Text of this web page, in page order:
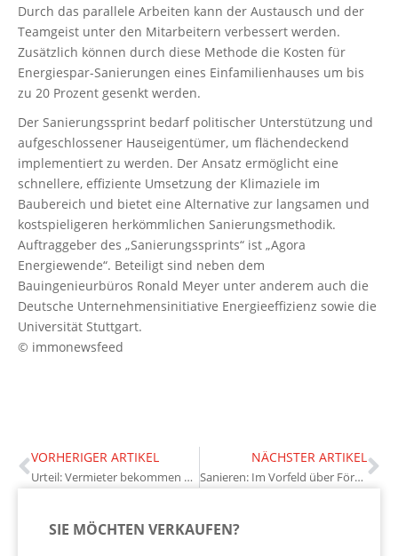
Durch das parallele Arbeiten kann der Austausch und der
Teamgeist unter den Mitarbeitern verbessert werden.
Zusätzlich können durch diese Methode die Kosten für
Energiespar-Sanierungen eines Einfamilienhauses um bis
zu 20 Prozent gesenkt werden.
Der Sanierungssprint bedarf politischer Unterstützung und
aufgeschlossener Hauseigentümer, um flächendeckend
implementiert zu werden. Der Ansatz ermöglicht eine
schnellere, effiziente Umsetzung der Klimaziele im
Baubereich und bietet eine Alternative zur langsamen und
kostspieligeren herkömmlichen Sanierungsmethodik.
Auftraggeber des „Sanierungssprints“ ist „Agora
Energiewende“. Beteiligt sind neben dem
Bauingenieurbüros Ronald Meyer unter anderem auch die
Deutsche Unternehmensinitiative Energieeffizienz sowie die
Universität Stuttgart.
© immonewsfeed
VORHERIGER ARTIKEL
Urteil: Vermieter bekommen mehr Rechte für Eigenbedarfskündigung
NÄCHSTER ARTIKEL
Sanieren: Im Vorfeld über Fördermöglichkeiten informieren
SIE MÖCHTEN VERKAUFEN?